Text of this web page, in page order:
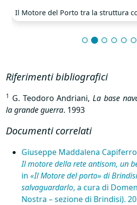
Il Motore del Porto tra la struttura
Riferimenti bibliografici
1 G. Teodoro Andriani,La base
la grande guerra. 1993
Documenti correlati
Giuseppe Maddalena
Il motore della rete antisom, un
in «Il Motore del porto» di
salvaguardarlo, a cura di
Nostra – sezione di Brindisi).